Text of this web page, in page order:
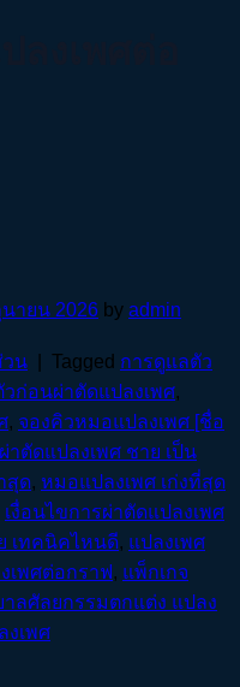
ายน 2026 by admin
วน Tagged การดูแลตัว
วก่อนผ่าตัดแปลงเพศ,
, จองคิวหมอแปลงเพศ [ชื่อ
ผ่าตัดแปลงเพศ ชาย เป็น
สุด, หมอแปลงเพศ เก่งที่สุด
เงื่อนไขการผ่าตัดแปลงเพศ
เทคนิคไหนดี, แปลงเพศ
เพศต่อกราฟ, แพ็กเกจ
าลศัลยกรรมตกแต่ง แปลง
งเพศ